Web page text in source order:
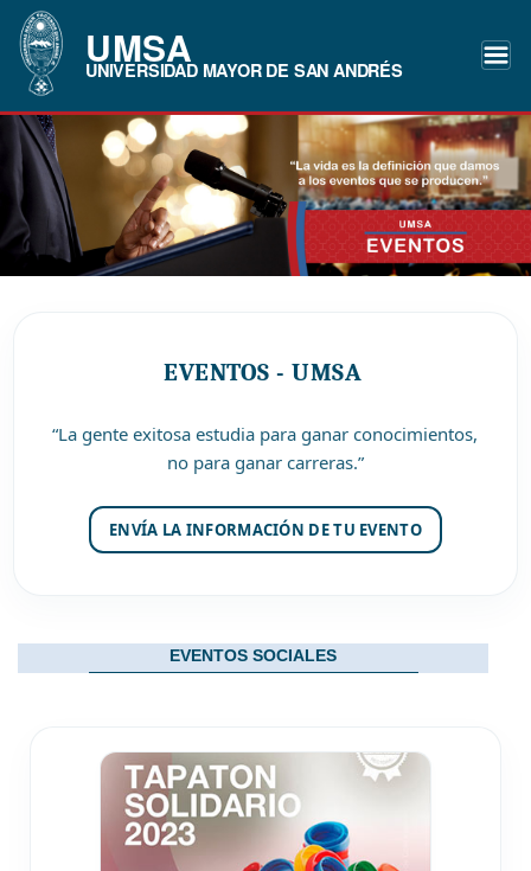
UMSA
UNIVERSIDAD MAYOR DE SAN ANDRÉS
EVENTOS - UMSA
“La gente exitosa estudia para ganar conocimientos,
no para ganar carreras.”
ENVÍA LA INFORMACIÓN DE TU EVENTO
EVENTOS SOCIALES